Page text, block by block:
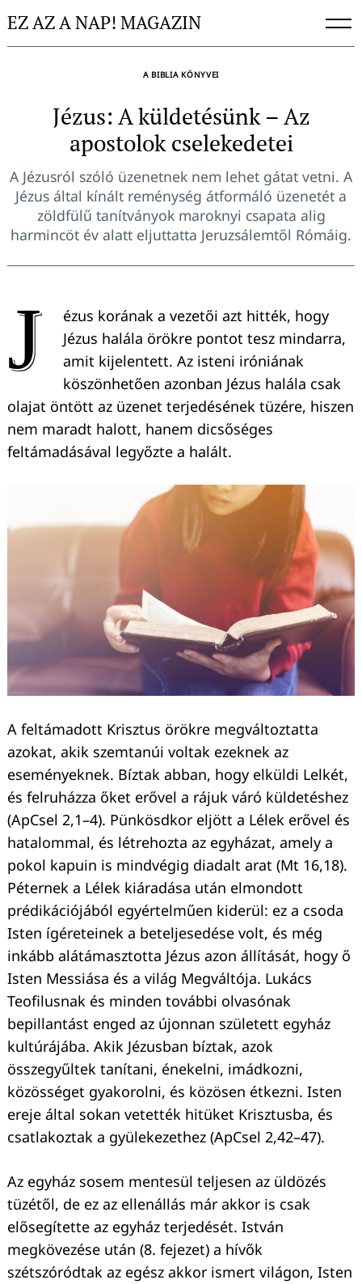
toEZ AZ A NAP! MAGAZIN
A BIBLIA KÖNYVEI
Jézus: A küldetésünk – Az
apostolok cselekedetei
A Jézusról szóló üzenetnek nem lehet gátat vetni. A
Jézus által kínált reménység átformáló üzenetét a
zöldfülű tanítványok maroknyi csapata alig
harmincöt év alatt eljuttatta Jeruzsálemtől Rómáig.
J
ézus korának a vezetői azt hitték, hogy
Jézus halála örökre pontot tesz mindarra,
amit kijelentett. Az isteni iróniának
köszönhetően azonban Jézus halála csak
olajat öntött az üzenet terjedésének tüzére, hiszen
nem maradt halott, hanem dicsőséges
feltámadásával legyőzte a halált.
A feltámadott Krisztus örökre megváltoztatta
azokat, akik szemtanúi voltak ezeknek az
eseményeknek. Bíztak abban, hogy elküldi Lelkét,
és felruházza őket erővel a rájuk váró küldetéshez
(ApCsel 2,1–4). Pünkösdkor eljött a Lélek erővel és
hatalommal, és létrehozta az egyházat, amely a
pokol kapuin is mindvégig diadalt arat (Mt 16,18).
Péternek a Lélek kiáradása után elmondott
prédikációjából egyértelműen kiderül: ez a csoda
Isten ígéreteinek a beteljesedése volt, és még
inkább alátámasztotta Jézus azon állítását, hogy ő
Isten Messiása és a világ Megváltója. Lukács
Teofilusnak és minden további olvasónak
bepillantást enged az újonnan született egyház
kultúrájába. Akik Jézusban bíztak, azok
összegyűltek tanítani, énekelni, imádkozni,
közösséget gyakorolni, és közösen étkezni. Isten
ereje által sokan vetették hitüket Krisztusba, és
csatlakoztak a gyülekezethez (ApCsel 2,42–47).
Az egyház sosem mentesül teljesen az üldözés
tüzétől, de ez az ellenállás már akkor is csak
elősegítette az egyház terjedését. István
megkövezése után (8. fejezet) a hívők
szétszóródtak az egész akkor ismert világon, Isten
Keresés: